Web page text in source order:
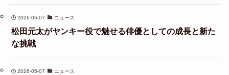
2026-05-07 ニュース
松田元太がヤンキー役で魅せる俳優としての成長と新た
な挑戦
2026-05-07 ニュース